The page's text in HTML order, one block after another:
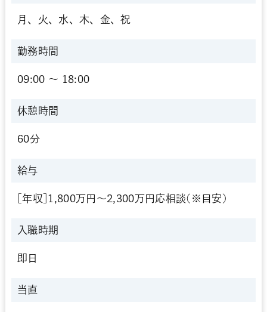
月、火、水、木、金、祝
勤務時間
09:00 〜 18:00
休憩時間
60分
給与
[年収]1,800万円～2,300万円応相談(※目安)
入職時期
即日
当直